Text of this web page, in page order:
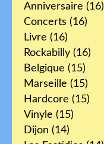
Anniversaire (16)
Concerts (16)
Livre (16)
Rockabilly (16)
Belgique (15)
Marseille (15)
Hardcore (15)
Vinyle (15)
Dijon (14)